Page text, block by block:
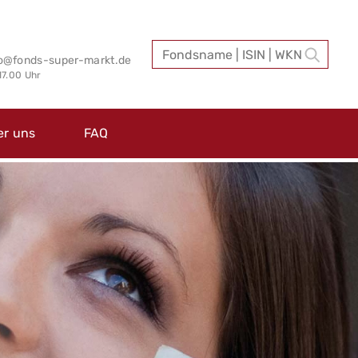
super-markt.de
Uhr
uns FAQ